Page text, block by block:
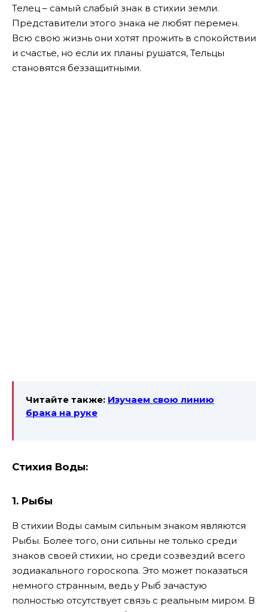
Телец – самый слабый знак в стихии земли.
Представители этого знака не любят перемен.
Всю свою жизнь они хотят прожить в спокойствии
и счастье, но если их планы рушатся, Тельцы
становятся беззащитными.
Читайте также: Изучаем свою линию
брака на руке
Стихия Воды:
1. Рыбы
В стихии Воды самым сильным знаком являются
Рыбы. Более того, они сильны не только среди
знаков своей стихии, но среди созвездий всего
зодиакального гороскопа. Это может показаться
немного странным, ведь у Рыб зачастую
полностью отсутствует связь с реальным миром. В